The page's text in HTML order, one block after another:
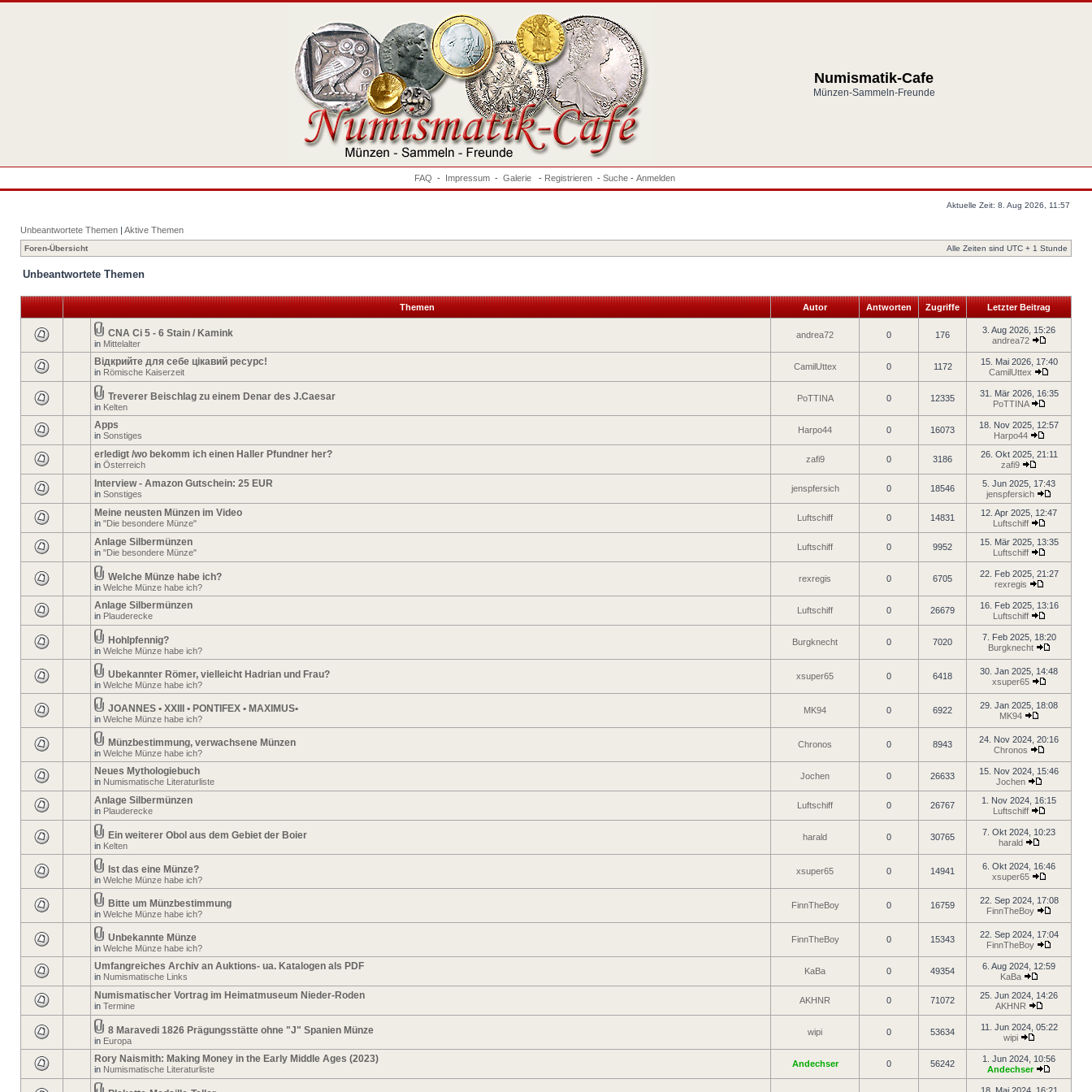
Numismatik-Cafe
Münzen-Sammeln-Freunde
FAQ - Impressum - Galerie - Registrieren - Suche - Anmelden
Aktuelle Zeit: 8. Aug 2026, 11:57
Unbeantwortete Themen | Aktive Themen
Foren-Übersicht Alle Zeiten sind UTC + 1 Stunde
Unbeantwortete Themen
Themen Autor Antworten Zugriffe Letzter Beitrag
CNA Ci 5 - 6 Stain / Kamink
in Mittelalter
andrea72 0 176
3. Aug 2026, 15:26
andrea72
Відкрийте для себе цікавий ресурс!
in Römische Kaiserzeit
CamilUttex 0 1172
15. Mai 2026, 17:40
CamilUttex
Treverer Beischlag zu einem Denar des J.Caesar
in Kelten
PoTTINA 0 12335
31. Mär 2026, 16:35
PoTTINA
Apps
in Sonstiges
Harpo44 0 16073
18. Nov 2025, 12:57
Harpo44
erledigt /wo bekomm ich einen Haller Pfundner her?
in Österreich
zafi9 0 3186
26. Okt 2025, 21:11
zafi9
Interview - Amazon Gutschein: 25 EUR
in Sonstiges
jenspfersich 0 18546
5. Jun 2025, 17:43
jenspfersich
Meine neusten Münzen im Video
in "Die besondere Münze"
Luftschiff 0 14831
12. Apr 2025, 12:47
Luftschiff
Anlage Silbermünzen
in "Die besondere Münze"
Luftschiff 0 9952
15. Mär 2025, 13:35
Luftschiff
Welche Münze habe ich?
in Welche Münze habe ich?
rexregis 0 6705
22. Feb 2025, 21:27
rexregis
Anlage Silbermünzen
in Plauderecke
Luftschiff 0 26679
16. Feb 2025, 13:16
Luftschiff
Hohlpfennig?
in Welche Münze habe ich?
Burgknecht 0 7020
7. Feb 2025, 18:20
Burgknecht
Ubekannter Römer, vielleicht Hadrian und Frau?
in Welche Münze habe ich?
xsuper65 0 6418
30. Jan 2025, 14:48
xsuper65
JOANNES • XXIII • PONTIFEX • MAXIMUS•
in Welche Münze habe ich?
MK94 0 6922
29. Jan 2025, 18:08
MK94
Münzbestimmung, verwachsene Münzen
in Welche Münze habe ich?
Chronos 0 8943
24. Nov 2024, 20:16
Chronos
Neues Mythologiebuch
in Numismatische Literaturliste
Jochen 0 26633
15. Nov 2024, 15:46
Jochen
Anlage Silbermünzen
in Plauderecke
Luftschiff 0 26767
1. Nov 2024, 16:15
Luftschiff
Ein weiterer Obol aus dem Gebiet der Boier
in Kelten
harald 0 30765
7. Okt 2024, 10:23
harald
Ist das eine Münze?
in Welche Münze habe ich?
xsuper65 0 14941
6. Okt 2024, 16:46
xsuper65
Bitte um Münzbestimmung
in Welche Münze habe ich?
FinnTheBoy 0 16759
22. Sep 2024, 17:08
FinnTheBoy
Unbekannte Münze
in Welche Münze habe ich?
FinnTheBoy 0 15343
22. Sep 2024, 17:04
FinnTheBoy
Umfangreiches Archiv an Auktions- ua. Katalogen als PDF
in Numismatische Links
KaBa 0 49354
6. Aug 2024, 12:59
KaBa
Numismatischer Vortrag im Heimatmuseum Nieder-Roden
in Termine
AKHNR 0 71072
25. Jun 2024, 14:26
AKHNR
8 Maravedi 1826 Prägungsstätte ohne "J" Spanien Münze
in Europa
wipi 0 53634
11. Jun 2024, 05:22
wipi
Rory Naismith: Making Money in the Early Middle Ages (2023)
in Numismatische Literaturliste
Andechser 0 56242
1. Jun 2024, 10:56
Andechser